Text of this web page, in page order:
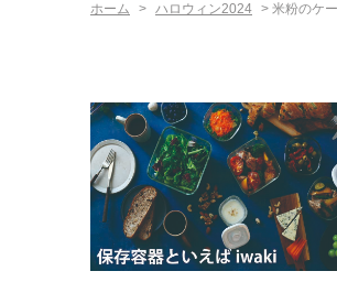
ホーム > ハロウィン2024 > 米粉のケ